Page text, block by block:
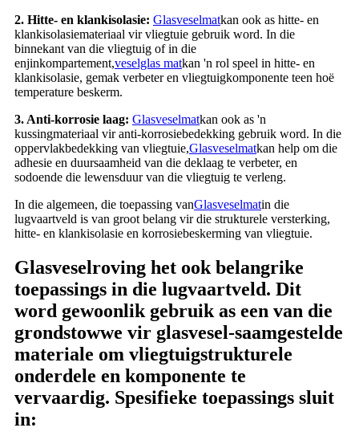
2. Hitte- en klankisolasie: Glasveselmatkan ook as hitte- en
klankisolasiemateriaal vir vliegtuie gebruik word. In die
binnekant van die vliegtuig of in die
enjinkompartement,veselglas matkan 'n rol speel in hitte- en
klankisolasie, gemak verbeter en vliegtuigkomponente teen hoë
temperature beskerm.
3. Anti-korrosie laag: Glasveselmatkan ook as 'n
kussingmateriaal vir anti-korrosiebedekking gebruik word. In die
oppervlakbedekking van vliegtuie,Glasveselmatkan help om die
adhesie en duursaamheid van die deklaag te verbeter, en
sodoende die lewensduur van die vliegtuig te verleng.
In die algemeen, die toepassing vanGlasveselmatin die
lugvaartveld is van groot belang vir die strukturele versterking,
hitte- en klankisolasie en korrosiebeskerming van vliegtuie.
Glasveselroving het ook belangrike
toepassings in die lugvaartveld. Dit
word gewoonlik gebruik as een van die
grondstowwe vir glasvesel-saamgestelde
materiale om vliegtuigstrukturele
onderdele en komponente te
vervaardig. Spesifieke toepassings sluit
in: